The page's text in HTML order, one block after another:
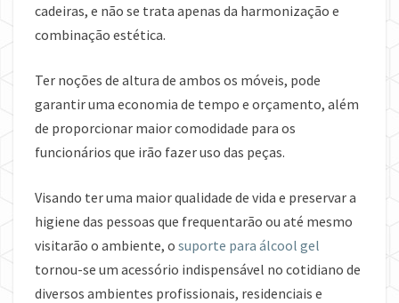
cadeiras, e não se trata apenas da harmonização e
combinação estética.
Ter noções de altura de ambos os móveis, pode
garantir uma economia de tempo e orçamento, além
de proporcionar maior comodidade para os
funcionários que irão fazer uso das peças.
Visando ter uma maior qualidade de vida e preservar a
higiene das pessoas que frequentarão ou até mesmo
visitarão o ambiente, o suporte para álcool gel
tornou-se um acessório indispensável no cotidiano de
diversos ambientes profissionais, residenciais e